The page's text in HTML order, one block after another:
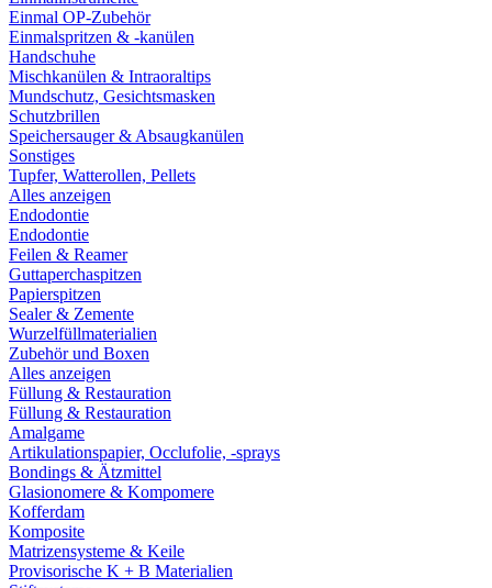
Einmal OP-Zubehör
Einmalspritzen & -kanülen
Handschuhe
Mischkanülen & Intraoraltips
Mundschutz, Gesichtsmasken
Schutzbrillen
Speichersauger & Absaugkanülen
Sonstiges
Tupfer, Watterollen, Pellets
Alles anzeigen
Endodontie
Endodontie
Feilen & Reamer
Guttaperchaspitzen
Papierspitzen
Sealer & Zemente
Wurzelfüllmaterialien
Zubehör und Boxen
Alles anzeigen
Füllung & Restauration
Füllung & Restauration
Amalgame
Artikulationspapier, Occlufolie, -sprays
Bondings & Ätzmittel
Glasionomere & Kompomere
Kofferdam
Komposite
Matrizensysteme & Keile
Provisorische K + B Materialien